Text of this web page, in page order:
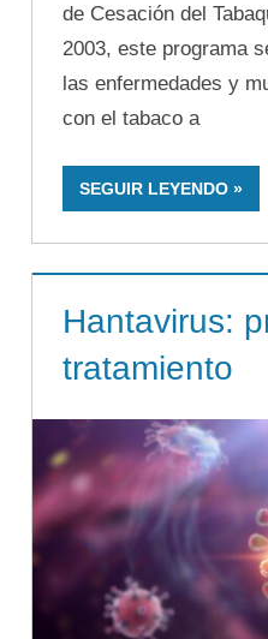
de Cesación del
2003, este programa
las enfermedades y
con el tabaco a
SEGUIR LEYENDO
Hantavirus:
tratamiento